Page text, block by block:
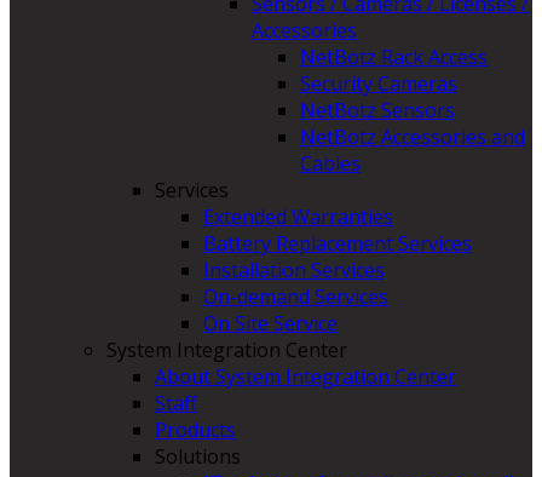
Accessories
NetBotz Rack Access
Security Cameras
NetBotz Sensors
NetBotz Accessories and
Cables
Services
Extended Warranties
Battery Replacement Services
Installation Services
On-demand Services
On Site Service
System Integration Center
About System Integration Center
Staff
Products
Solutions